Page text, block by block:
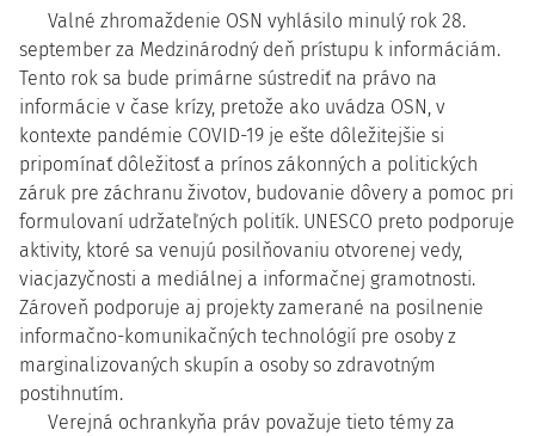
Valné zhromaždenie OSN vyhlásilo minulý rok 28.
september za Medzinárodný deň prístupu k informáciám.
Tento rok sa bude primárne sústrediť na právo na
informácie v čase krízy, pretože ako uvádza OSN, v
kontexte pandémie COVID-19 je ešte dôležitejšie si
pripomínať dôležitosť a prínos zákonných a politických
záruk pre záchranu životov, budovanie dôvery a pomoc pri
formulovaní udržateľných politík. UNESCO preto podporuje
aktivity, ktoré sa venujú posilňovaniu otvorenej vedy,
viacjazyčnosti a mediálnej a informačnej gramotnosti.
Zároveň podporuje aj projekty zamerané na posilnenie
informačno-komunikačných technológií pre osoby z
marginalizovaných skupín a osoby so zdravotným
postihnutím.
Verejná ochrankyňa práv považuje tieto témy za